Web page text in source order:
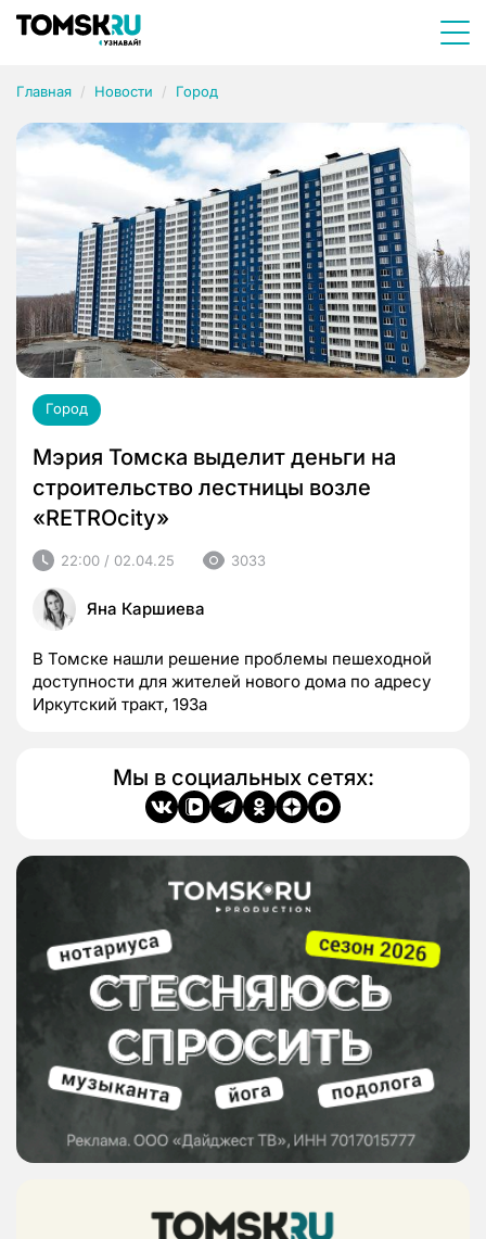
Главная Новости Город
Город
Мэрия Томска выделит деньги на
строительство лестницы возле
«RETROcity»
22:00 / 02.04.25 3033
Яна Каршиева
В Томске нашли решение проблемы пешеходной
доступности для жителей нового дома по адресу
Иркутский тракт, 193а
Мы в социальных сетях: